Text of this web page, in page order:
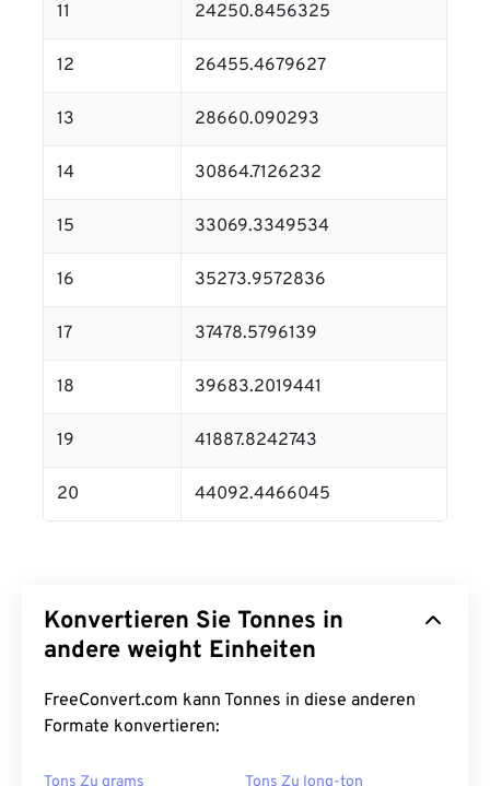
11 24250.8456325
12 26455.4679627
13 28660.090293
14 30864.7126232
15 33069.3349534
16 35273.9572836
17 37478.5796139
18 39683.2019441
19 41887.8242743
20 44092.4466045
Konvertieren Sie Tonnes in
andere weight Einheiten
FreeConvert.com kann Tonnes in diese anderen
Formate konvertieren:
Tons Zu grams Tons Zu long-ton